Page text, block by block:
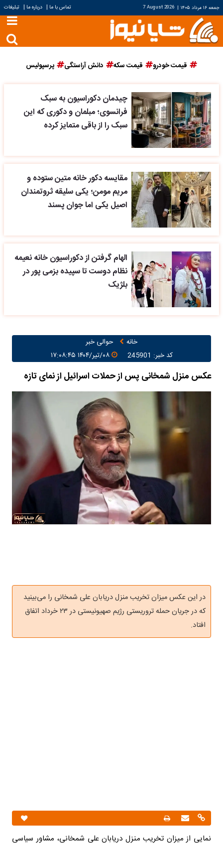
جمعه ۱۶ مرداد ۱۴۰۵ |
7 August 2026 تماس با ما | درباره ما | تبلیغات
قیمت خودرو قیمت سکه دانش آراستگی پرسپولیس
چیدمان دکوراسیون به سبک
فرانسوی؛ مبلمان و دکوری که این
سبک را از باقی متمایز کرده
مقایسه دکور خانه متین ستوده و
مریم مومن؛ یکی سلیقه ثروتمندان
اصیل یکی اما جوان پسند
الهام گرفتن از دکوراسیون خانه نعیمه
نظام دوست تا سپیده بزمی پور در
بلژیک
خانه
حوالی خبر
کد خبر: 245901
۰۸/تیر/۱۴۰۴ ۱۷:۰۸:۴۵
عکس منزل شمخانی پس از حملات اسرائیل از نمای تازه
در این عکس میزان تخریب منزل دریابان علی شمخانی را می‌بینید
که در جریان حمله تروریستی رژیم صهیونیستی در ۲۳ خرداد اتفاق
افتاد.
نمایی از میزان تخریب منزل دریابان علی شمخانی، مشاور سیاسی